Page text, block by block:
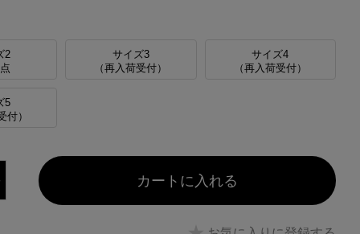
2
サイズ3
（再入荷受付）
サイズ4
（再入荷受付）
5
付）
カートに入れる